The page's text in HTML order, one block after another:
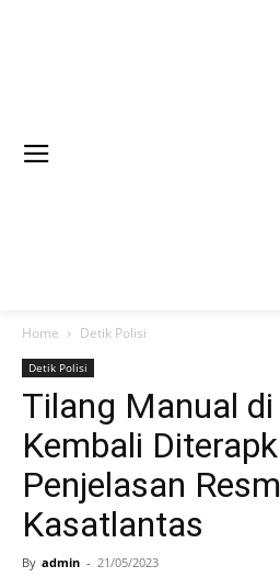
Home Detik Polisi
Detik Polisi
Tilang Manual
Kembali
Penjelasan
Kasatlantas
By admin - 21/05/2023